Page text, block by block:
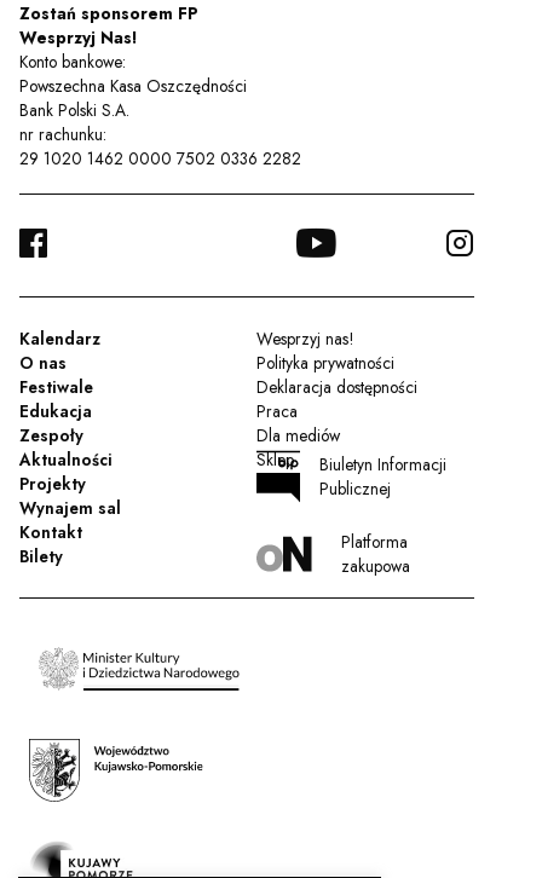
Zostań sponsorem FP
Wesprzyj Nas!
Konto bankowe:
Powszechna Kasa Oszczędności
Bank Polski S.A.
nr rachunku:
29 1020 1462 0000 7502 0336 2282
FACEBOOK YOUTUBE
Kalendarz
O nas
Festiwale
Edukacja
Zespoły
Aktualności
Projekty
Wynajem sal
Kontakt
Bilety
Wesprzyj nas!
Polityka prywatności
Deklaracja dostępności
Praca
Dla mediów
Sklep
Biuletyn Informacji
Publicznej
Platforma
zakupowa